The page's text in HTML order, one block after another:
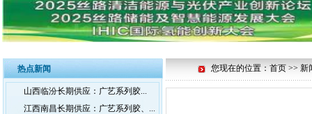
热点新闻
山西临汾长期供应：广艺系列胶...
江西南昌长期供应：广艺系列胶、...
您现在的位置：首页 >> 新